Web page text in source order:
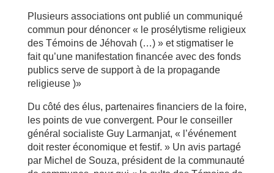
Plusieurs associations ont publié un communiqué
commun pour dénoncer « le prosélytisme religieux
des Témoins de Jéhovah (…) » et stigmatiser le
fait qu’une manifestation financée avec des fonds
publics serve de support à de la propagande
religieuse )»
Du côté des élus, partenaires financiers de la foire,
les points de vue convergent. Pour le conseiller
général socialiste Guy Larmanjat, « l’événement
doit rester économique et festif. » Un avis partagé
par Michel de Souza, président de la communauté